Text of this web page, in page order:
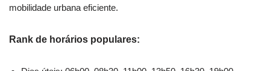
mobilidade urbana eficiente.
Rank de horários populares: